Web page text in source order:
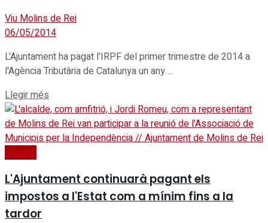
Viu Molins de Rei
06/05/2014
L'Ajuntament ha pagat l'IRPF del primer trimestre de 2014 a
l'Agència Tributària de Catalunya un any ...
Llegir més
General
L'Ajuntament continuarà pagant els
impostos a l'Estat com a mínim fins a la
tardor